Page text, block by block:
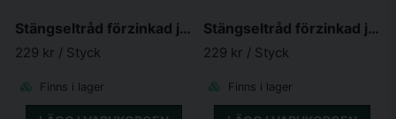
Stängseltråd förzinkad järntråd 1,75mm 265m
229 kr / Styck
Finns i lager
Stängseltråd förzinkad järntråd 2mm 200m
229 kr / Styck
Finns i lager